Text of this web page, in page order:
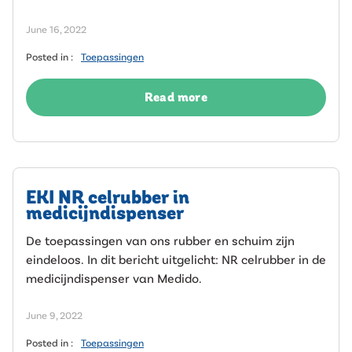
June 16, 2022
Posted in : Toepassingen
Read more
EKI NR celrubber in
medicijndispenser
De toepassingen van ons rubber en schuim zijn
eindeloos. In dit bericht uitgelicht: NR celrubber in de
medicijndispenser van Medido.
June 9, 2022
Posted in : Toepassingen